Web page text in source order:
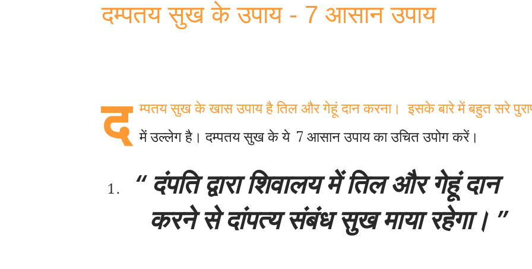
दम्पतय सुख के उपाय - 7 आसान उपाय
द म्पतय सुख के खास उपाय है तिल और गेहूं दान करना। इसके बारे में बहुत सरे
में उल्लेग है। दम्पतय सुख के ये 7 आसान उपाय का उचित उपोग करें।
दंपति द्वारा शिवालय में तिल और गेहूं दान
करने से दांपत्य संबंध सुख माया रहेगा।